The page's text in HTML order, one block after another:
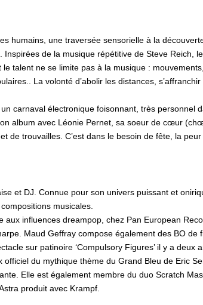
humains, une traversée sensorielle à la
de la musique répétitive de Steve Reich,
talent ne se limite pas à la musique :
La volonté d’abolir les distances,
carnaval électronique foisonnant, très personnel
album avec Léonie Pernet, sa soeur de cœur
de trouvailles. C’est dans le besoin de fête, la
et DJ. Connue pour son univers puissant et
musicales.
influences dreampop, chez Pan European
Maud Geffray compose également des BO
sur patinoire ‘Compulsory Figures’ il y a deux
du mythique thème du Grand Bleu de Eric
Elle est également membre du duo Scratch
produit avec Krampf.